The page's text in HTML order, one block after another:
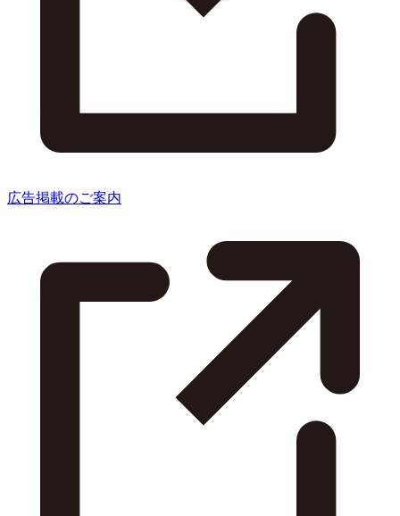
広告掲載のご案内